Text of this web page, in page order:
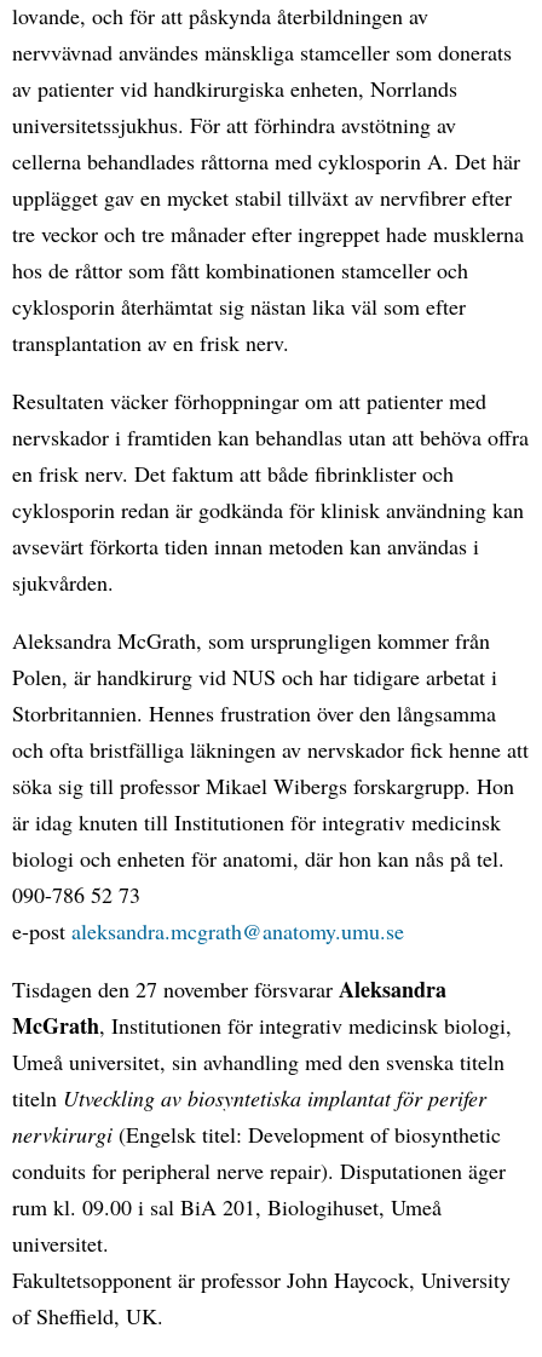
lovande, och för att påskynda återbildningen av
nervvävnad användes mänskliga stamceller som donerats
av patienter vid handkirurgiska enheten, Norrlands
universitetssjukhus. För att förhindra avstötning av
cellerna behandlades råttorna med cyklosporin A. Det här
upplägget gav en mycket stabil tillväxt av nervfibrer efter
tre veckor och tre månader efter ingreppet hade musklerna
hos de råttor som fått kombinationen stamceller och
cyklosporin återhämtat sig nästan lika väl som efter
transplantation av en frisk nerv.
Resultaten väcker förhoppningar om att patienter med
nervskador i framtiden kan behandlas utan att behöva offra
en frisk nerv. Det faktum att både fibrinklister och
cyklosporin redan är godkända för klinisk användning kan
avsevärt förkorta tiden innan metoden kan användas i
sjukvården.
Aleksandra McGrath, som ursprungligen kommer från
Polen, är handkirurg vid NUS och har tidigare arbetat i
Storbritannien. Hennes frustration över den långsamma
och ofta bristfälliga läkningen av nervskador fick henne att
söka sig till professor Mikael Wibergs forskargrupp. Hon
är idag knuten till Institutionen för integrativ medicinsk
biologi och enheten för anatomi, där hon kan nås på tel.
090-786 52 73
e-post aleksandra.mcgrath@anatomy.umu.se
Tisdagen den 27 november försvarar Aleksandra
McGrath, Institutionen för integrativ medicinsk biologi,
Umeå universitet, sin avhandling med den svenska titeln
titeln Utveckling av biosyntetiska implantat för perifer
nervkirurgi (Engelsk titel: Development of biosynthetic
conduits for peripheral nerve repair). Disputationen äger
rum kl. 09.00 i sal BiA 201, Biologihuset, Umeå
universitet.
Fakultetsopponent är professor John Haycock, University
of Sheffield, UK.